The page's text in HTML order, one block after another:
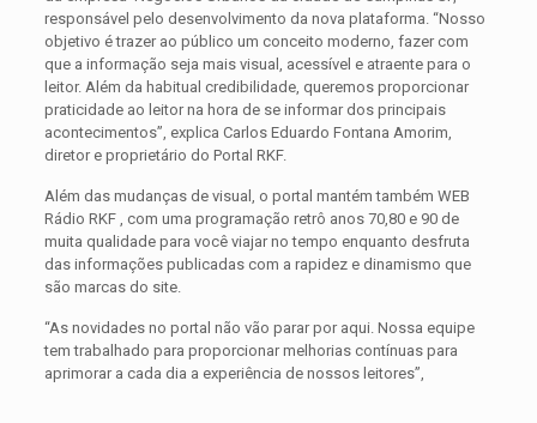
responsável pelo desenvolvimento da nova plataforma. “Nosso
objetivo é trazer ao público um conceito moderno, fazer com
que a informação seja mais visual, acessível e atraente para o
leitor. Além da habitual credibilidade, queremos proporcionar
praticidade ao leitor na hora de se informar dos principais
acontecimentos”, explica Carlos Eduardo Fontana Amorim,
diretor e proprietário do Portal RKF.
Além das mudanças de visual, o portal mantém também WEB
Rádio RKF , com uma programação retrô anos 70,80 e 90 de
muita qualidade para você viajar no tempo enquanto desfruta
das informações publicadas com a rapidez e dinamismo que
são marcas do site.
“As novidades no portal não vão parar por aqui. Nossa equipe
tem trabalhado para proporcionar melhorias contínuas para
aprimorar a cada dia a experiência de nossos leitores”,